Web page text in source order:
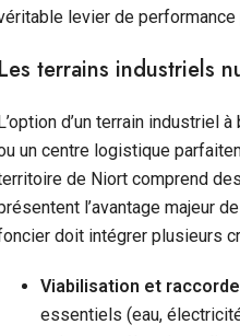
levier de performance
Les terrains industriels
d’un terrain industriel
un centre logistique
de Niort comprend
l’avantage majeur
doit intégrer plusieurs
Viabilisation et
essentiels (eau,